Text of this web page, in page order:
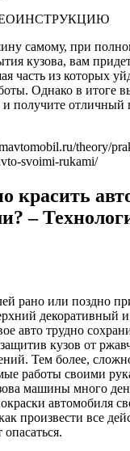
самому, при
кузова, вам
часть из которых
Однако в итоге
получите отличный
theory/
svoimi-rukami/
красить
–
рано или поздно
декоративный
авто трудно
кузов от
Тем более,
работы своими
машины много
автомобиля
произвести все